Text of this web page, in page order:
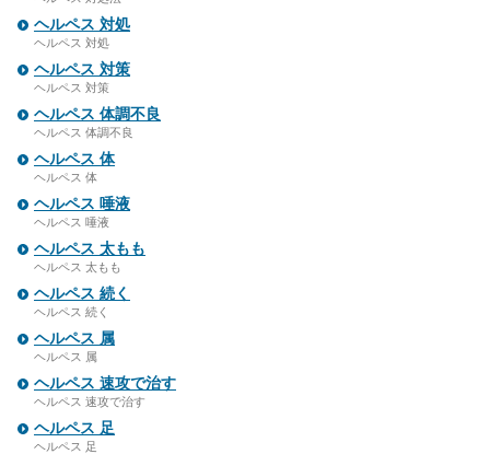
ヘルペス 対処
ヘルペス 対処
ヘルペス 対策
ヘルペス 対策
ヘルペス 体調不良
ヘルペス 体調不良
ヘルペス 体
ヘルペス 体
ヘルペス 唾液
ヘルペス 唾液
ヘルペス 太もも
ヘルペス 太もも
ヘルペス 続く
ヘルペス 続く
ヘルペス 属
ヘルペス 属
ヘルペス 速攻で治す
ヘルペス 速攻で治す
ヘルペス 足
ヘルペス 足